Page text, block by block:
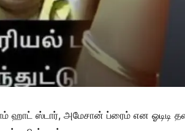
ஹாட் ஸ்டார், அமேசான் ப்ரைம் என ஓடிடி